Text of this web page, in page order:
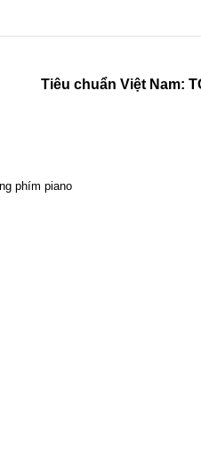
Tiêu chuẩn Việt Nam:
phím piano